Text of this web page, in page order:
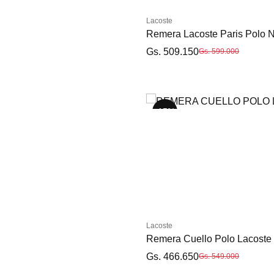
Lacoste
Remera Lacoste Paris Polo
Gs. 509.150Gs. 599.000
-15%
Lacoste
Remera Cuello Polo
Gs. 466.650Gs. 549.000
-15%